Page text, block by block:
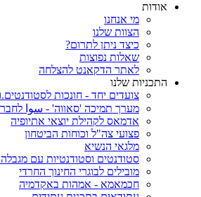
אודות
מי אנחנו
הצוות שלנו
כיצד ניתן לתרום?
שאלות נפוצות
לאתר הדקאנט להצלחה
התכניות שלנו
צועדים יחד - חונכות
מערך תמיכה 'סאווה' - سوا
אדמאס לקהילת יוצאי אתיופיה
פצועי צה"ל וכוחות הביטחון
מלגאי הנשיא
סטודנטים וסטודנטיות עם מגבלה
מובילים לבוגרי החינוך החרדי
חכמאמא - אמהות באקדמיה